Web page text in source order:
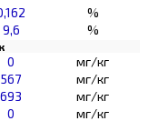
%
9,6 %
0
мг/кг
567
мг/кг
693
мг/кг
0
мг/кг